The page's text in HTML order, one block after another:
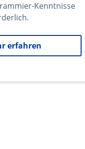
Kenntnisse
erfahren